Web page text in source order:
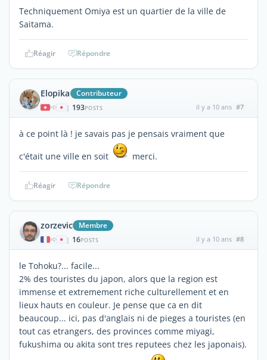
Techniquement Omiya est un quartier de la ville de
Saitama.
Réagir Répondre
Elopika Contributeur
| 193POSTS il y a 10 ans #7
à ce point là ! je savais pas je pensais vraiment que
c'était une ville en soit
merci.
Réagir Répondre
zorzevic Membre
| 16POSTS il y a 10 ans #8
le Tohoku?... facile...
2% des touristes du japon, alors que la region est
immense et extremement riche culturellement et en
lieux hauts en couleur. Je pense que ca en dit
beaucoup... ici, pas d'anglais ni de pieges a touristes (en
tout cas etrangers, des provinces comme miyagi,
fukushima ou akita sont tres reputees chez les japonais).